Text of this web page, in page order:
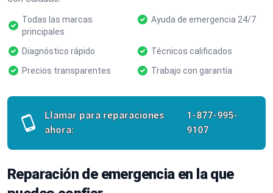
Todas las marcas
principales
Ayuda de emergencia 24/7
Diagnóstico rápido
Técnicos calificados
Precios transparentes
Trabajo con garantía
Llamar para reparaciones
ahora:
1-877-995-
9107
Reparación de emergencia en la que